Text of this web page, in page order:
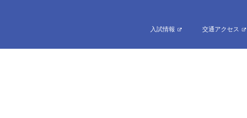
入試情報 交通アクセス